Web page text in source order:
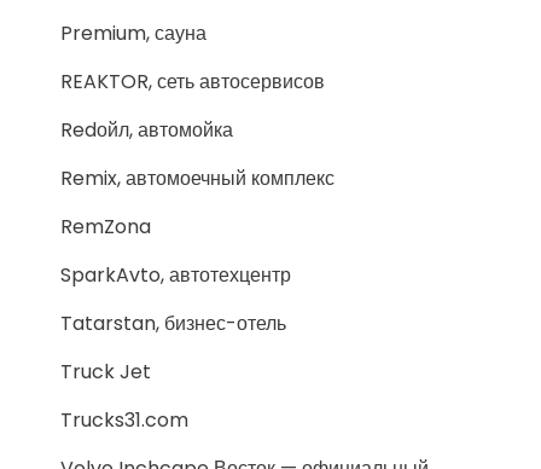
Premium, сауна
REAKTOR, сеть автосервисов
Redойл, автомойка
Remix, автомоечный комплекс
RemZona
SparkAvto, автотехцентр
Tatarstan, бизнес-отель
Truck Jet
Trucks31.com